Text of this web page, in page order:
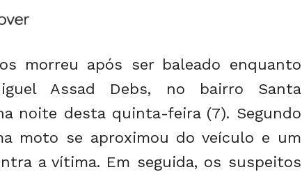
morreu após ser baleado enquanto
Assad Debs, no bairro Santa
noite desta quinta-feira (7). Segundo
moto se aproximou do veículo e um
a vítima. Em seguida, os suspeitos